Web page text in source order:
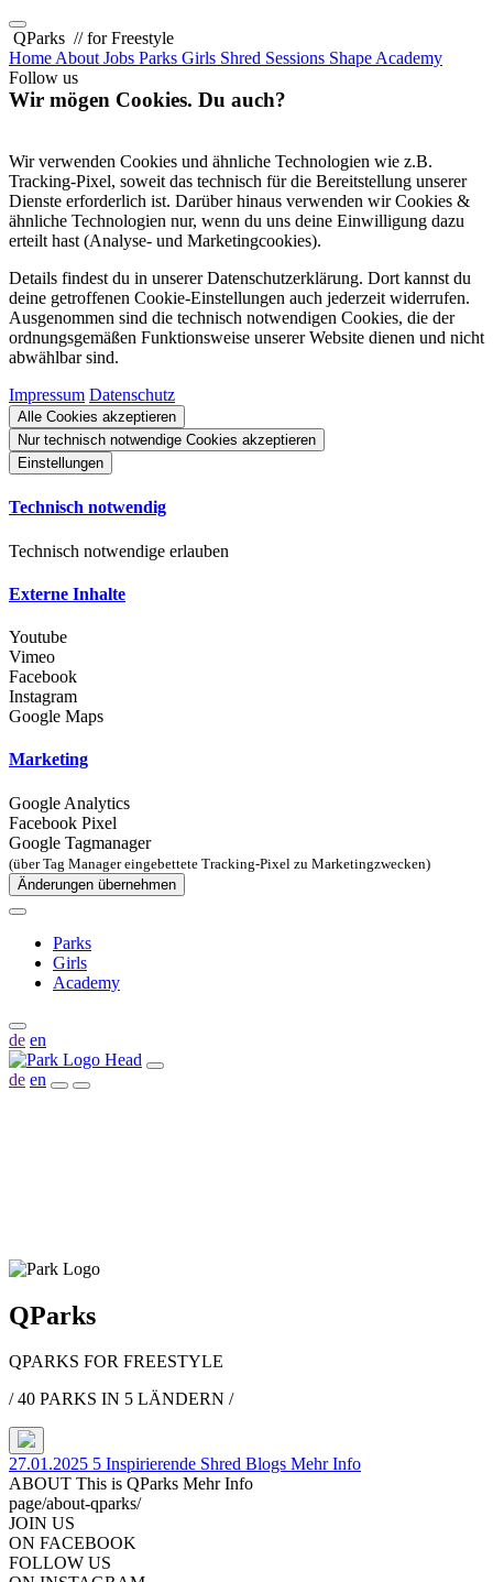
QParks // for Freestyle
Home About Jobs Parks Girls Shred Sessions Shape Academy
Follow us
Wir mögen Cookies. Du auch?
Wir verwenden Cookies und ähnliche Technologien wie z.B.
Tracking-Pixel, soweit das technisch für die Bereitstellung unserer
Dienste erforderlich ist. Darüber hinaus verwenden wir Cookies &
ähnliche Technologien nur, wenn du uns deine Einwilligung dazu
erteilt hast (Analyse- und Marketingcookies).
Details findest du in unserer Datenschutzerklärung. Dort kannst du
deine getroffenen Cookie-Einstellungen auch jederzeit widerrufen.
Ausgenommen sind die technisch notwendigen Cookies, die der
ordnungsgemäßen Funktionsweise unserer Website dienen und nicht
abwählbar sind.
Impressum Datenschutz
Alle Cookies akzeptieren
Nur technisch notwendige Cookies akzeptieren
Einstellungen
Technisch notwendig
Technisch notwendige erlauben
Externe Inhalte
Youtube
Vimeo
Facebook
Instagram
Google Maps
Marketing
Google Analytics
Facebook Pixel
Google Tagmanager
(über Tag Manager eingebettete Tracking-Pixel zu Marketingzwecken)
Änderungen übernehmen
Parks
Girls
Academy
de en
de en
QParks
QPARKS FOR FREESTYLE
/ 40 PARKS IN 5 LÄNDERN /
27.01.2025 5 Inspirierende Shred Blogs Mehr Info
ABOUT This is QParks Mehr Info
page/about-qparks/
JOIN US
ON FACEBOOK
FOLLOW US